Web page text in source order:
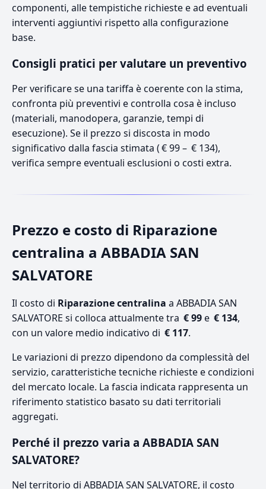
componenti, alle tempistiche richieste e ad eventuali
interventi aggiuntivi rispetto alla configurazione
base.
Consigli pratici per valutare un preventivo
Per verificare se una tariffa è coerente con la stima,
confronta più preventivi e controlla cosa è incluso
(materiali, manodopera, garanzie, tempi di
esecuzione). Se il prezzo si discosta in modo
significativo dalla fascia stimata ( € 99 – € 134),
verifica sempre eventuali esclusioni o costi extra.
Prezzo e costo di Riparazione
centralina a ABBADIA SAN
SALVATORE
Il costo di Riparazione centralina a ABBADIA SAN
SALVATORE si colloca attualmente tra € 99e € 134,
con un valore medio indicativo di € 117.
Le variazioni di prezzo dipendono da complessità del
servizio, caratteristiche tecniche richieste e condizioni
del mercato locale. La fascia indicata rappresenta un
riferimento statistico basato su dati territoriali
aggregati.
Perché il prezzo varia a ABBADIA SAN
SALVATORE?
Nel territorio di ABBADIA SAN SALVATORE, il costo